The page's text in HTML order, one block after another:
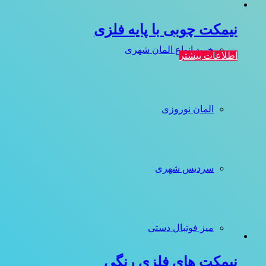
خرید انواع المان شهری
المان نوروزی
سردیس شهری
میز فوتبال دستی
نیمکت چوبی با پایه فلزی
اطلاعات بیشتر
نیمکت های فلزی رنگی